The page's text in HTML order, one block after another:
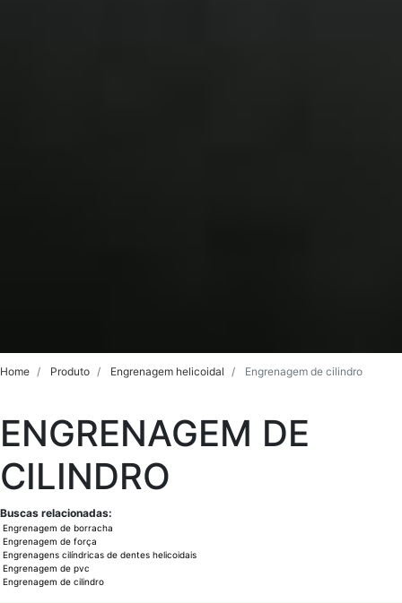
Home Produto Engrenagem helicoidal Engrenagem de cilindro
ENGRENAGEM DE
CILINDRO
Buscas relacionadas:
Engrenagem de borracha
Engrenagem de força
Engrenagens cilíndricas de dentes helicoidais
Engrenagem de pvc
Engrenagem de cilindro